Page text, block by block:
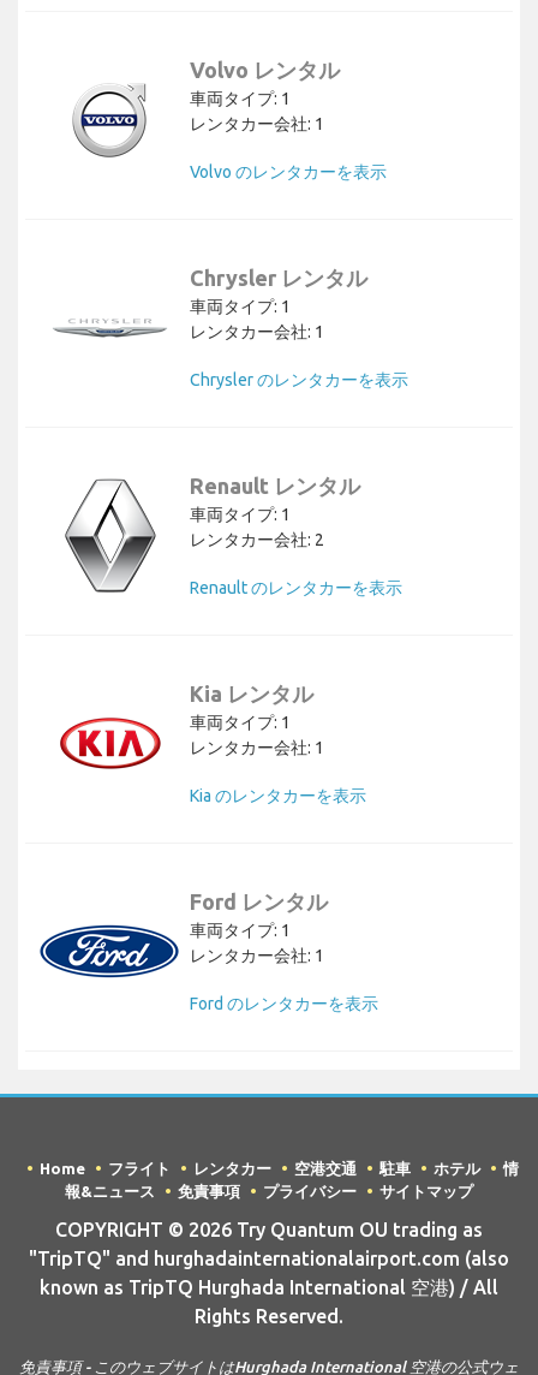
Volvo レンタル
車両タイプ: 1
レンタカー会社: 1
Volvo のレンタカーを表示
Chrysler レンタル
車両タイプ: 1
レンタカー会社: 1
Chrysler のレンタカーを表示
Renault レンタル
車両タイプ: 1
レンタカー会社: 2
Renault のレンタカーを表示
Kia レンタル
車両タイプ: 1
レンタカー会社: 1
Kia のレンタカーを表示
Ford レンタル
車両タイプ: 1
レンタカー会社: 1
Ford のレンタカーを表示
Home フライト レンタカー 空港交通 駐車 ホテル
情
報&ニュース
免責事項 プライバシー サイトマップ
COPYRIGHT © 2026 Try Quantum OU trading as
"TripTQ" and hurghadainternationalairport.com (also
known as TripTQ Hurghada International 空港) / All
Rights Reserved.
免責事項 - このウェブサイトはHurghada International 空港の公式ウェ